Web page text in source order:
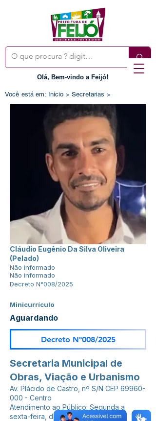
Olá, Bem-vindo a Feijó!
Você está em: Início > Secretarias >
Cláudio Eugênio Da Silva Oliveira
(Pelado)
Não informado
Não informado
Decreto N°008/2025
Minicurrículo
Aguardando
Decreto N°008/2025
Secretaria Municipal de
Obras, Viação e Urbanismo
Av. Plácido de Castro, nº S/N CEP 69960-
000 - Centro
Atendimento ao Público: Segunda a
sexta-feira, das 7h às 13h